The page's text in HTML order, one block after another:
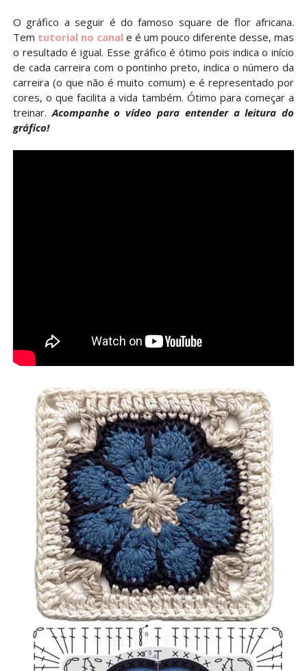
O gráfico a seguir é do famoso square de flor africana.
Tem tutorial no canale é um pouco diferente desse, mas
o resultado é igual. Esse gráfico é ótimo pois indica o início
de cada carreira com o pontinho preto, indica o número da
carreira (o que não é muito comum) e é representado por
cores, o que facilita a vida também. Ótimo para começar a
treinar.Acompanhe o vídeo para entender a leitura do
gráfico!